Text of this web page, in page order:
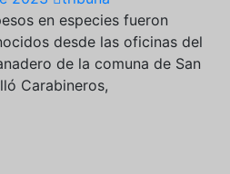
en especies fueron
desde las oficinas del
de la comuna de San
Carabineros,